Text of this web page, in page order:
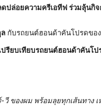
ปล่อยความครีเอทีฟ ร่วมลุ้นกิจ
กับรถยนต์ฮอนด้าคันโปรดขอ
ปรียบเทียบรถยนต์ฮอนด้าคันโ
-วี ของผม พร้อมลุยทุกเส้นทาง